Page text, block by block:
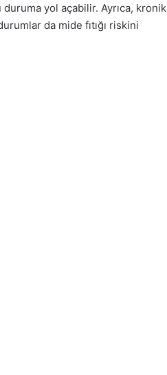
yol açabilir. Ayrıca, kronik
da mide fıtığı riskini